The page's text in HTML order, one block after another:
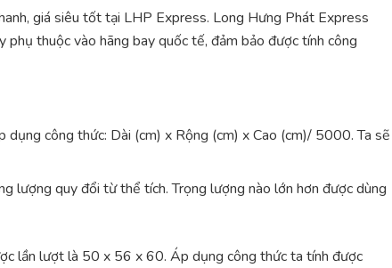
giá siêu tốt tại LHP Express. Long Hưng Phát Express
phụ thuộc vào hãng bay quốc tế, đảm bảo được tính công
công thức: Dài (cm) x Rộng (cm) x Cao (cm)/ 5000. Ta sẽ
lượng quy đổi từ thể tích. Trọng lượng nào lớn hơn được dùng
lần lượt là 50 x 56 x 60. Áp dụng công thức ta tính được